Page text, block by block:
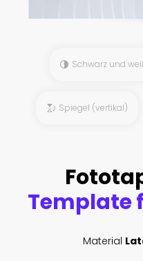
Schwarz und
Spiegel (vertikal)
Material